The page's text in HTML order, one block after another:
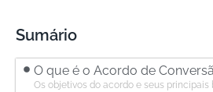
Sumário
O que é o Acordo de
Os objetivos do acordo e seus